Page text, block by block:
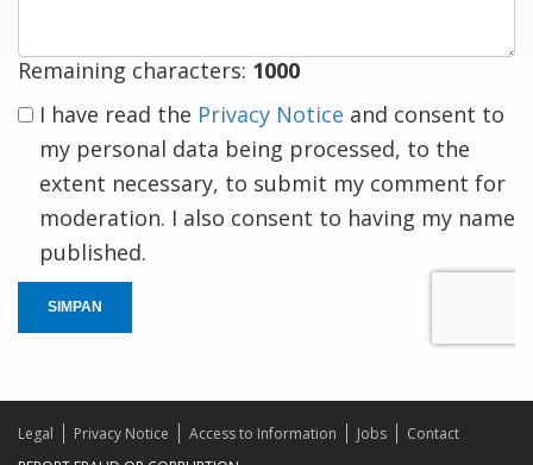
Remaining characters: 1000
I have read the Privacy Notice and consent to
my personal data being processed, to the
extent necessary, to submit my comment for
moderation. I also consent to having my name
published.
SIMPAN
Legal Privacy Notice Access to Information Jobs
Contact